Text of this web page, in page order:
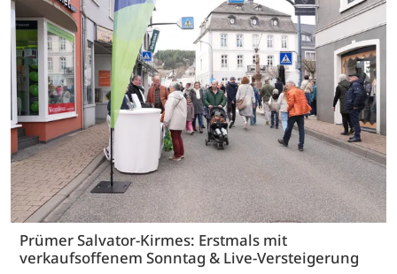
Prümer Salvator-Kirmes: Erstmals mit
verkaufsoffenem Sonntag & Live-Versteigerung